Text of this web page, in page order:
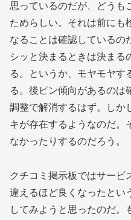
思っているのだが、どうも
ためらしい。それは前にも
なることは確認しているの
シッと決まるときは決まる
る。というか、モヤモヤす
る。後ピン傾向があるのは
調整で解消するはず。しか
キが存在するようなのだ。
なかったりするのだろう。
クチコミ掲示板ではサービ
違えるほど良くなったとい
してみようと思ったのだ